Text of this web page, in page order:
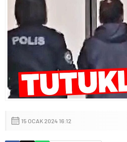
15 OCAK 2024 16:12